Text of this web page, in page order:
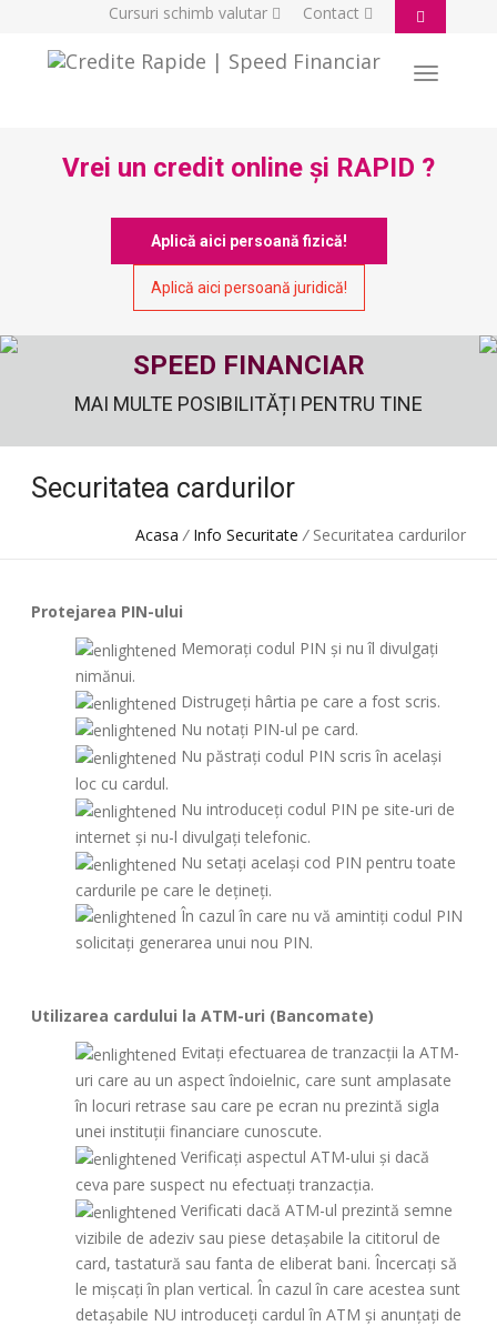
Cursuri schimb valutar Contact
Toggle
Vrei un credit online și RAPID ?
Aplică aici persoană fizică!
Aplică aici persoană juridică!
SPEED FINANCIAR
MAI MULTE POSIBILITĂȚI PENTRU TINE
Securitatea cardurilor
Acasa / Info Securitate / Securitatea cardurilor
Protejarea PIN-ului
Memorați codul PIN şi nu îl divulgați
nimănui.
Distrugeți hârtia pe care a fost scris.
Nu notați PIN-ul pe card.
Nu păstrați codul PIN scris în acelaşi
loc cu cardul.
Nu introduceți codul PIN pe site-uri de
internet şi nu-l divulgați telefonic.
Nu setați acelaşi cod PIN pentru toate
cardurile pe care le deţineți.
În cazul în care nu vă amintiți codul PIN
solicitați generarea unui nou PIN.
Utilizarea cardului la ATM-uri (Bancomate)
Evitați efectuarea de tranzacţii la ATM-
uri care au un aspect îndoielnic, care sunt amplasate
în locuri retrase sau care pe ecran nu prezintă sigla
unei instituţii financiare cunoscute.
Verificați aspectul ATM-ului şi dacă
ceva pare suspect nu efectuați tranzacţia.
Verificati dacă ATM-ul prezintă semne
vizibile de adeziv sau piese detașabile la cititorul de
card, tastatură sau fanta de eliberat bani. Încercați să
le mișcați în plan vertical. În cazul în care acestea sunt
detașabile NU introduceți cardul în ATM și anunțați de